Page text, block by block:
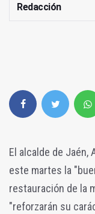
Redacción
El alcalde de Jaén,
este martes la
restauración de la
"reforzarán su